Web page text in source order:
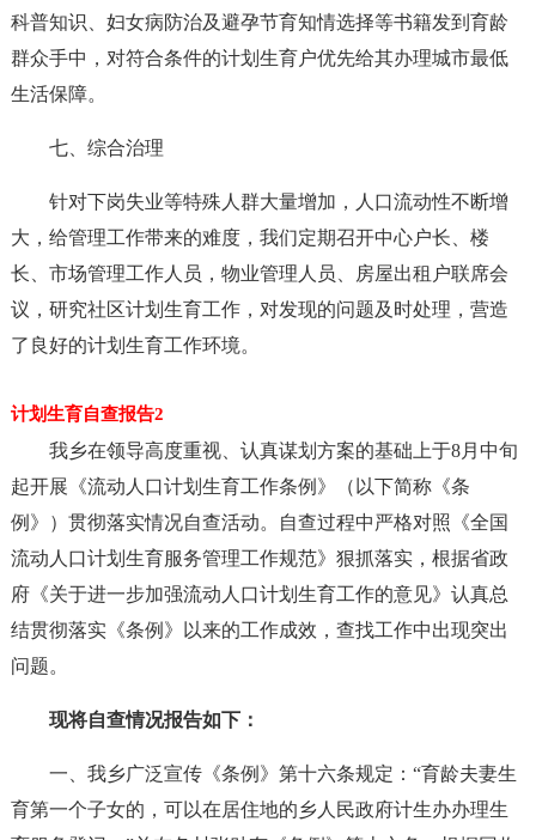
科普知识、妇女病防治及避孕节育知情选择等书籍发到育龄
群众手中，对符合条件的计划生育户优先给其办理城市最低
生活保障。
七、综合治理
针对下岗失业等特殊人群大量增加，人口流动性不断增
大，给管理工作带来的难度，我们定期召开中心户长、楼
长、市场管理工作人员，物业管理人员、房屋出租户联席会
议，研究社区计划生育工作，对发现的问题及时处理，营造
了良好的计划生育工作环境。
计划生育自查报告2
我乡在领导高度重视、认真谋划方案的基础上于8月中旬
起开展《流动人口计划生育工作条例》（以下简称《条
例》）贯彻落实情况自查活动。自查过程中严格对照《全国
流动人口计划生育服务管理工作规范》狠抓落实，根据省政
府《关于进一步加强流动人口计划生育工作的意见》认真总
结贯彻落实《条例》以来的工作成效，查找工作中出现突出
问题。
现将自查情况报告如下：
一、我乡广泛宣传《条例》第十六条规定：“育龄夫妻生
育第一个子女的，可以在居住地的乡人民政府计生办办理生